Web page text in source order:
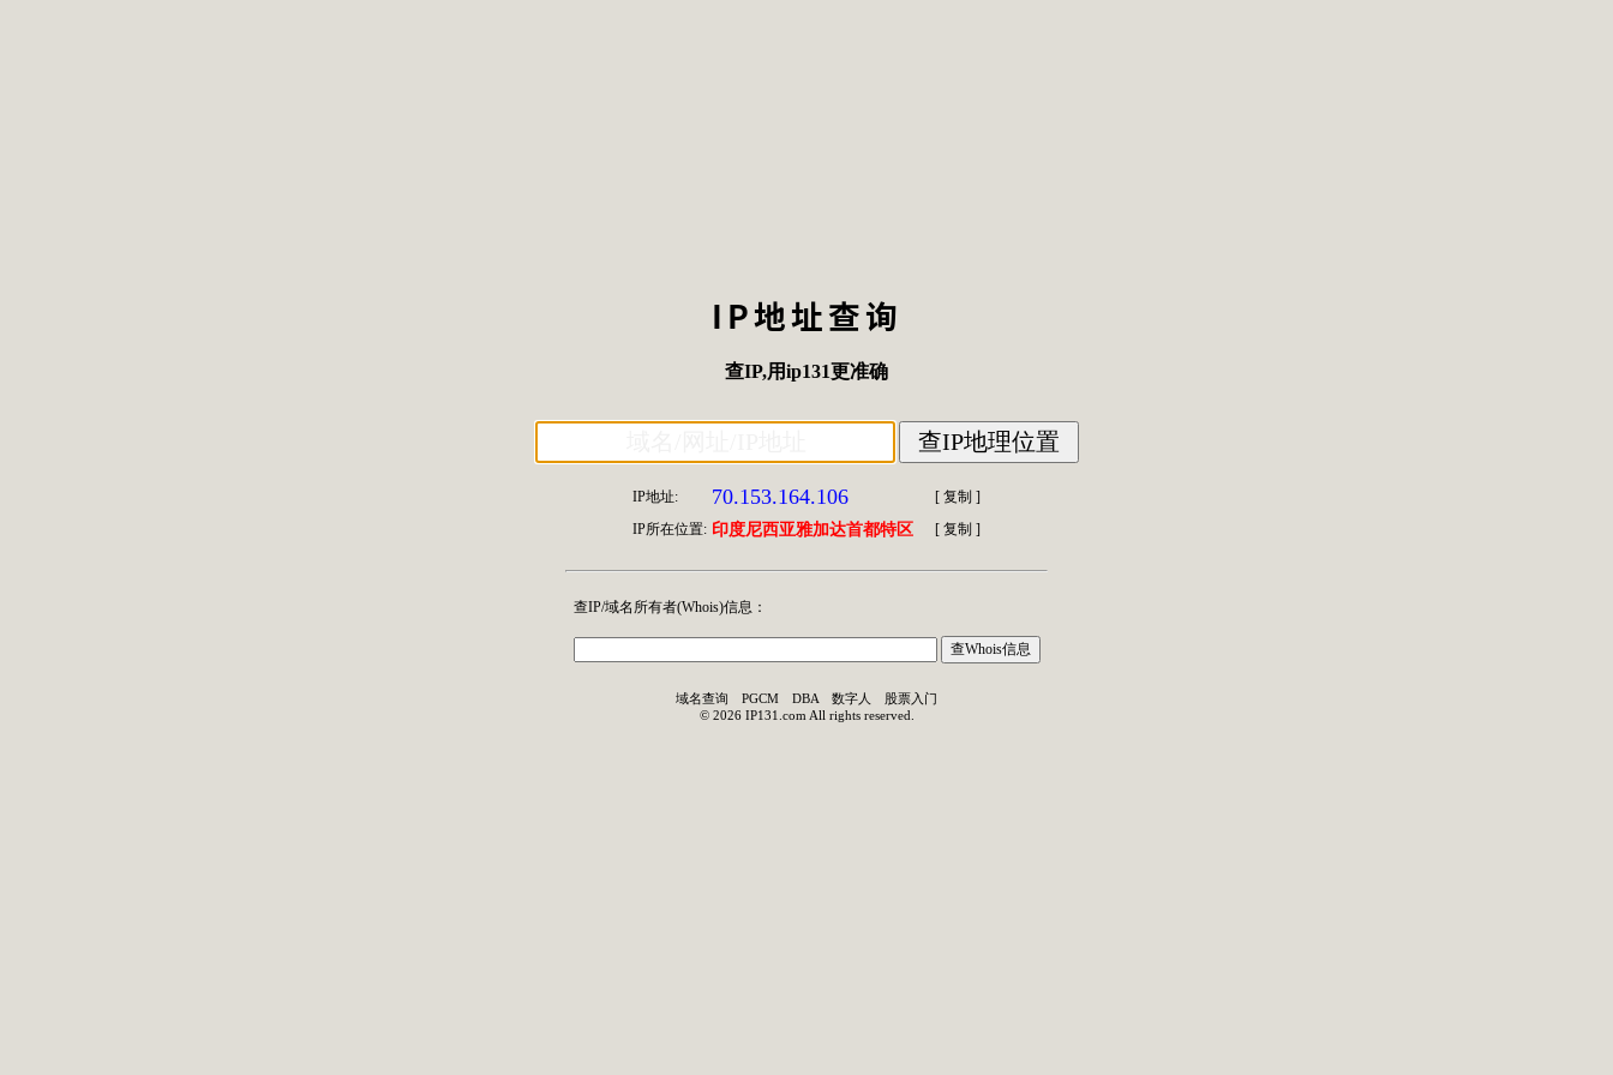
IP地址查询
查IP,用ip131更准确
IP地址: 70.153.164.106 [ 复制 ]
IP所在位置: 印度尼西亚雅加达首都特区 [ 复制 ]
查IP/域名所有者(Whois)信息：
域名查询 PGCM DBA 数字人
股票入门
© 2026 IP131.com All rights reserved.